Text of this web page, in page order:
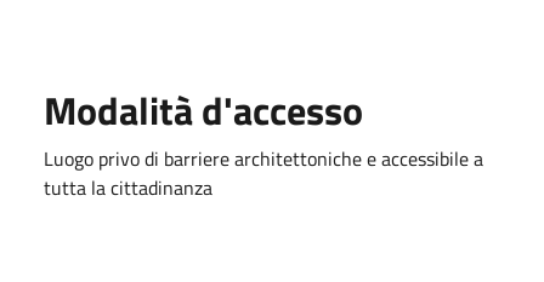
Modalità d'accesso
Luogo privo di barriere architettoniche e accessibile a
tutta la cittadinanza